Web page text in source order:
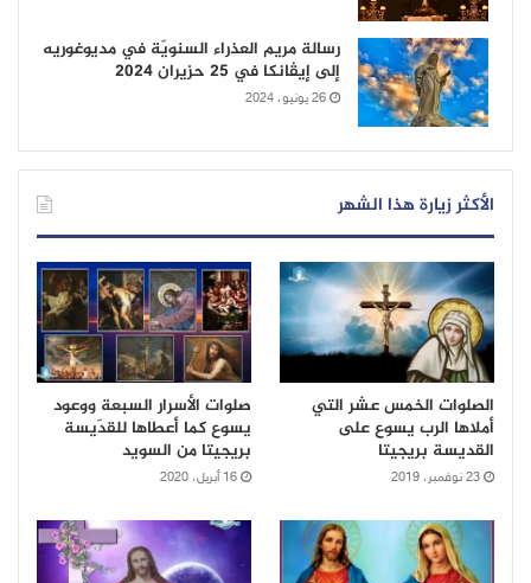
رسالة مريم العذراء السنويّة في مديوغوريه
إلى إيڤانكا في 25 حزيران 2024
26 يونيو، 2024
الأكثر زيارة هذا الشهر
الصلوات الخمس عشر التي
أملاها الرب يسوع على
القديسة بريجيتا
23 نوفمبر، 2019
صلوات الأسرار السبعة ووعود
يسوع كما أعطاها للقدّيسة
بريجيتا من السويد
16 أبريل، 2020